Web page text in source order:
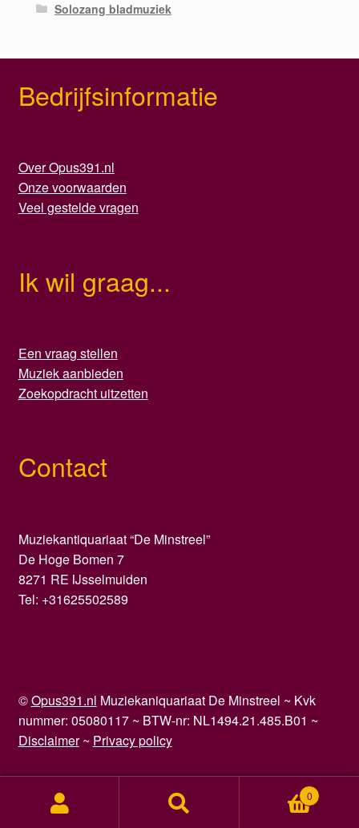
Solozang bladmuziek
Bedrijfsinformatie
Over Opus391.nl
Onze voorwaarden
Veel gestelde vragen
Ik wil graag...
Een vraag stellen
Muziek aanbieden
Zoekopdracht uitzetten
Contact
Muziekantiquariaat “De Minstreel”
De Hoge Bomen 7
8271 RE IJsselmuiden
Tel: +31625502589
©Opus391.nl Muziekaniquariaat De Minstreel ~ Kvk
nummer: 05080117 ~ BTW-nr: NL1494.21.485.B01 ~
Disclaimer~ Privacy policy
Zoeken
0